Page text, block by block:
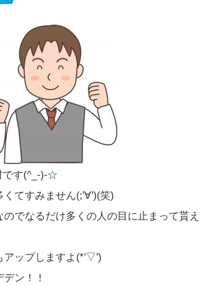
です(^_-)-☆
てすみません(;’∀’)(笑)
でなるだけ多くの人の目に止まって貰え
ップしますよ(*’▽’)
ン！！